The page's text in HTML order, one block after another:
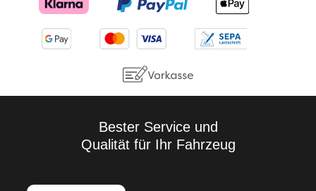
Bester Service und
Qualität für Ihr Fahrzeug